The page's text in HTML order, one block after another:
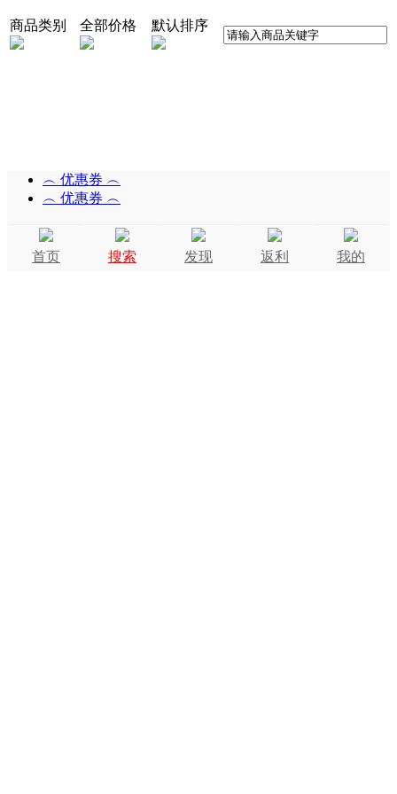
商品类别 全部价格 默认排序
︵ 优惠券 ︵
︵ 优惠券 ︵
首页 搜索 发现 返利 我的